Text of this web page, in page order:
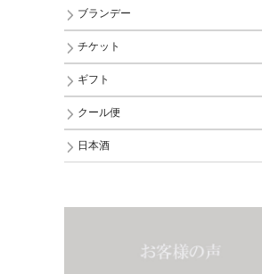
ブランデー
チケット
ギフト
クール便
日本酒